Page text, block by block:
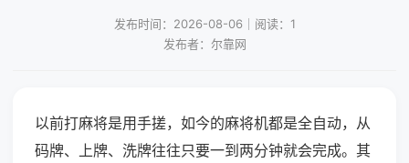
发布时间：2026-08-06｜阅读：1
发布者：尔靠网
以前打麻将是用手搓，如今的麻将机都是全自动，从
码牌、上牌、洗牌往往只要一到两分钟就会完成。其